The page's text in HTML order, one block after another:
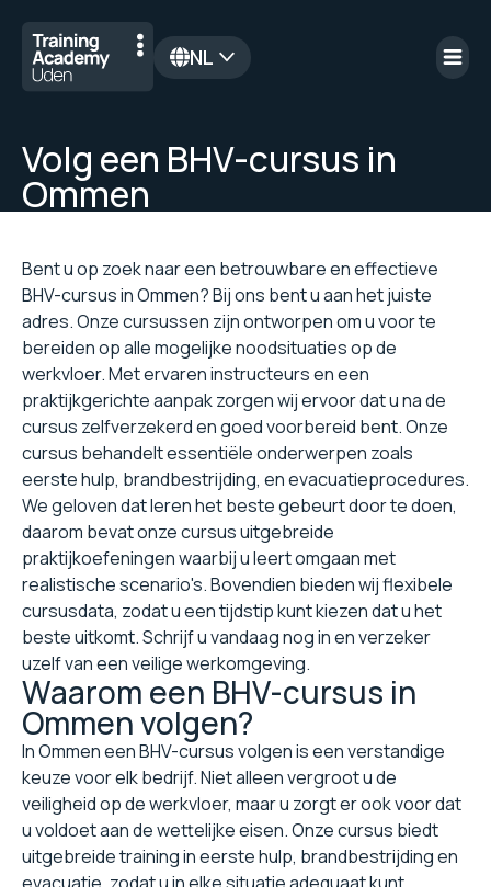
NL
Volg een BHV-cursus in
Ommen
Bent u op zoek naar een betrouwbare en effectieve
BHV-cursus in Ommen? Bij ons bent u aan het juiste
adres. Onze cursussen zijn ontworpen om u voor te
bereiden op alle mogelijke noodsituaties op de
werkvloer. Met ervaren instructeurs en een
praktijkgerichte aanpak zorgen wij ervoor dat u na de
cursus zelfverzekerd en goed voorbereid bent. Onze
cursus behandelt essentiële onderwerpen zoals
eerste hulp, brandbestrijding, en evacuatieprocedures.
We geloven dat leren het beste gebeurt door te doen,
daarom bevat onze cursus uitgebreide
praktijkoefeningen waarbij u leert omgaan met
realistische scenario's. Bovendien bieden wij flexibele
cursusdata, zodat u een tijdstip kunt kiezen dat u het
beste uitkomt. Schrijf u vandaag nog in en verzeker
uzelf van een veilige werkomgeving.
Waarom een BHV-cursus in
Ommen volgen?
In Ommen een BHV-cursus volgen is een verstandige
keuze voor elk bedrijf. Niet alleen vergroot u de
veiligheid op de werkvloer, maar u zorgt er ook voor dat
u voldoet aan de wettelijke eisen. Onze cursus biedt
uitgebreide training in eerste hulp, brandbestrijding en